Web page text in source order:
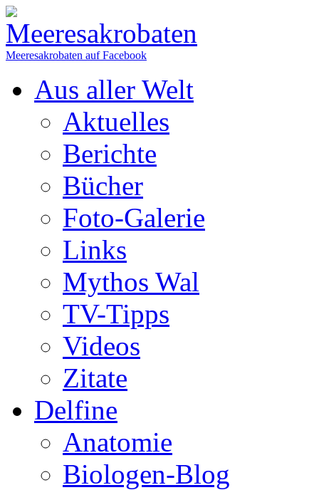
Meeresakrobaten auf Facebook
Aus aller Welt
Aktuelles
Berichte
Bücher
Foto-Galerie
Links
Mythos Wal
TV-Tipps
Videos
Zitate
Delfine
Anatomie
Biologen-Blog